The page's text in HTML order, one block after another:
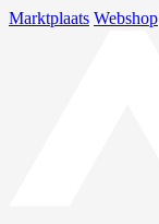
Marktplaats Webshop